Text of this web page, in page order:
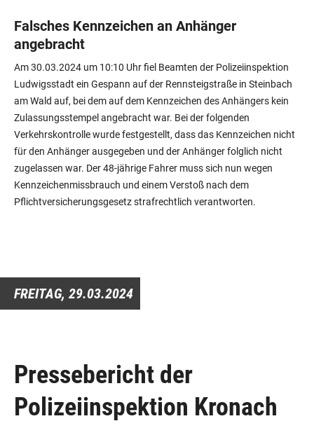
Falsches Kennzeichen an Anhänger
angebracht
Am 30.03.2024 um 10:10 Uhr fiel Beamten der Polizeiinspektion
Ludwigsstadt ein Gespann auf der Rennsteigstraße in Steinbach
am Wald auf, bei dem auf dem Kennzeichen des Anhängers kein
Zulassungsstempel angebracht war. Bei der folgenden
Verkehrskontrolle wurde festgestellt, dass das Kennzeichen nicht
für den Anhänger ausgegeben und der Anhänger folglich nicht
zugelassen war. Der 48-jährige Fahrer muss sich nun wegen
Kennzeichenmissbrauch und einem Verstoß nach dem
Pflichtversicherungsgesetz strafrechtlich verantworten.
FREITAG, 29.03.2024
Pressebericht der
Polizeiinspektion Kronach